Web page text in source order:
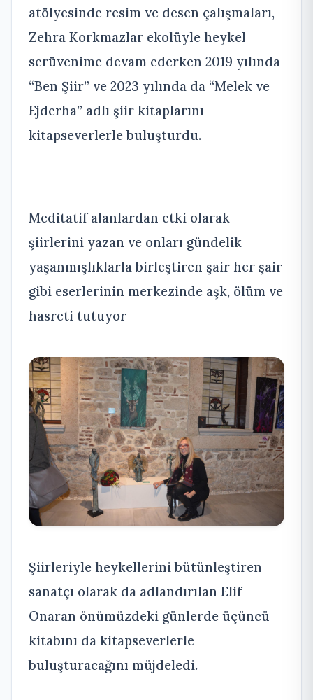
atölyesinde resim ve desen çalışmaları,
Zehra Korkmazlar ekolüyle heykel
serüvenime devam ederken 2019 yılında
“Ben Şiir” ve 2023 yılında da “Melek ve
Ejderha” adlı şiir kitaplarını
kitapseverlerle buluşturdu.
Meditatif alanlardan etki olarak
şiirlerini yazan ve onları gündelik
yaşanmışlıklarla birleştiren şair her şair
gibi eserlerinin merkezinde aşk, ölüm ve
hasreti tutuyor
Şiirleriyle heykellerini bütünleştiren
sanatçı olarak da adlandırılan Elif
Onaran önümüzdeki günlerde üçüncü
kitabını da kitapseverlerle
buluşturacağını müjdeledi.